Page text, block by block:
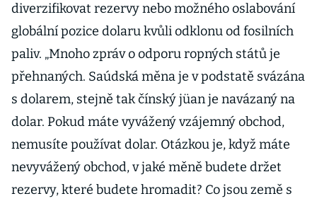
diverzifikovat rezervy nebo možného oslabování
globální pozice dolaru kvůli odklonu od fosilních
paliv. „Mnoho zpráv o odporu ropných států je
přehnaných. Saúdská měna je v podstatě svázána
s dolarem, stejně tak čínský jüan je navázaný na
dolar. Pokud máte vyvážený vzájemný obchod,
nemusíte používat dolar. Otázkou je, když máte
nevyvážený obchod, v jaké měně budete držet
rezervy, které budete hromadit? Co jsou země s